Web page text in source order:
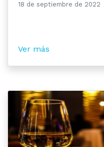
18 de septiembre de 2022
Ver más